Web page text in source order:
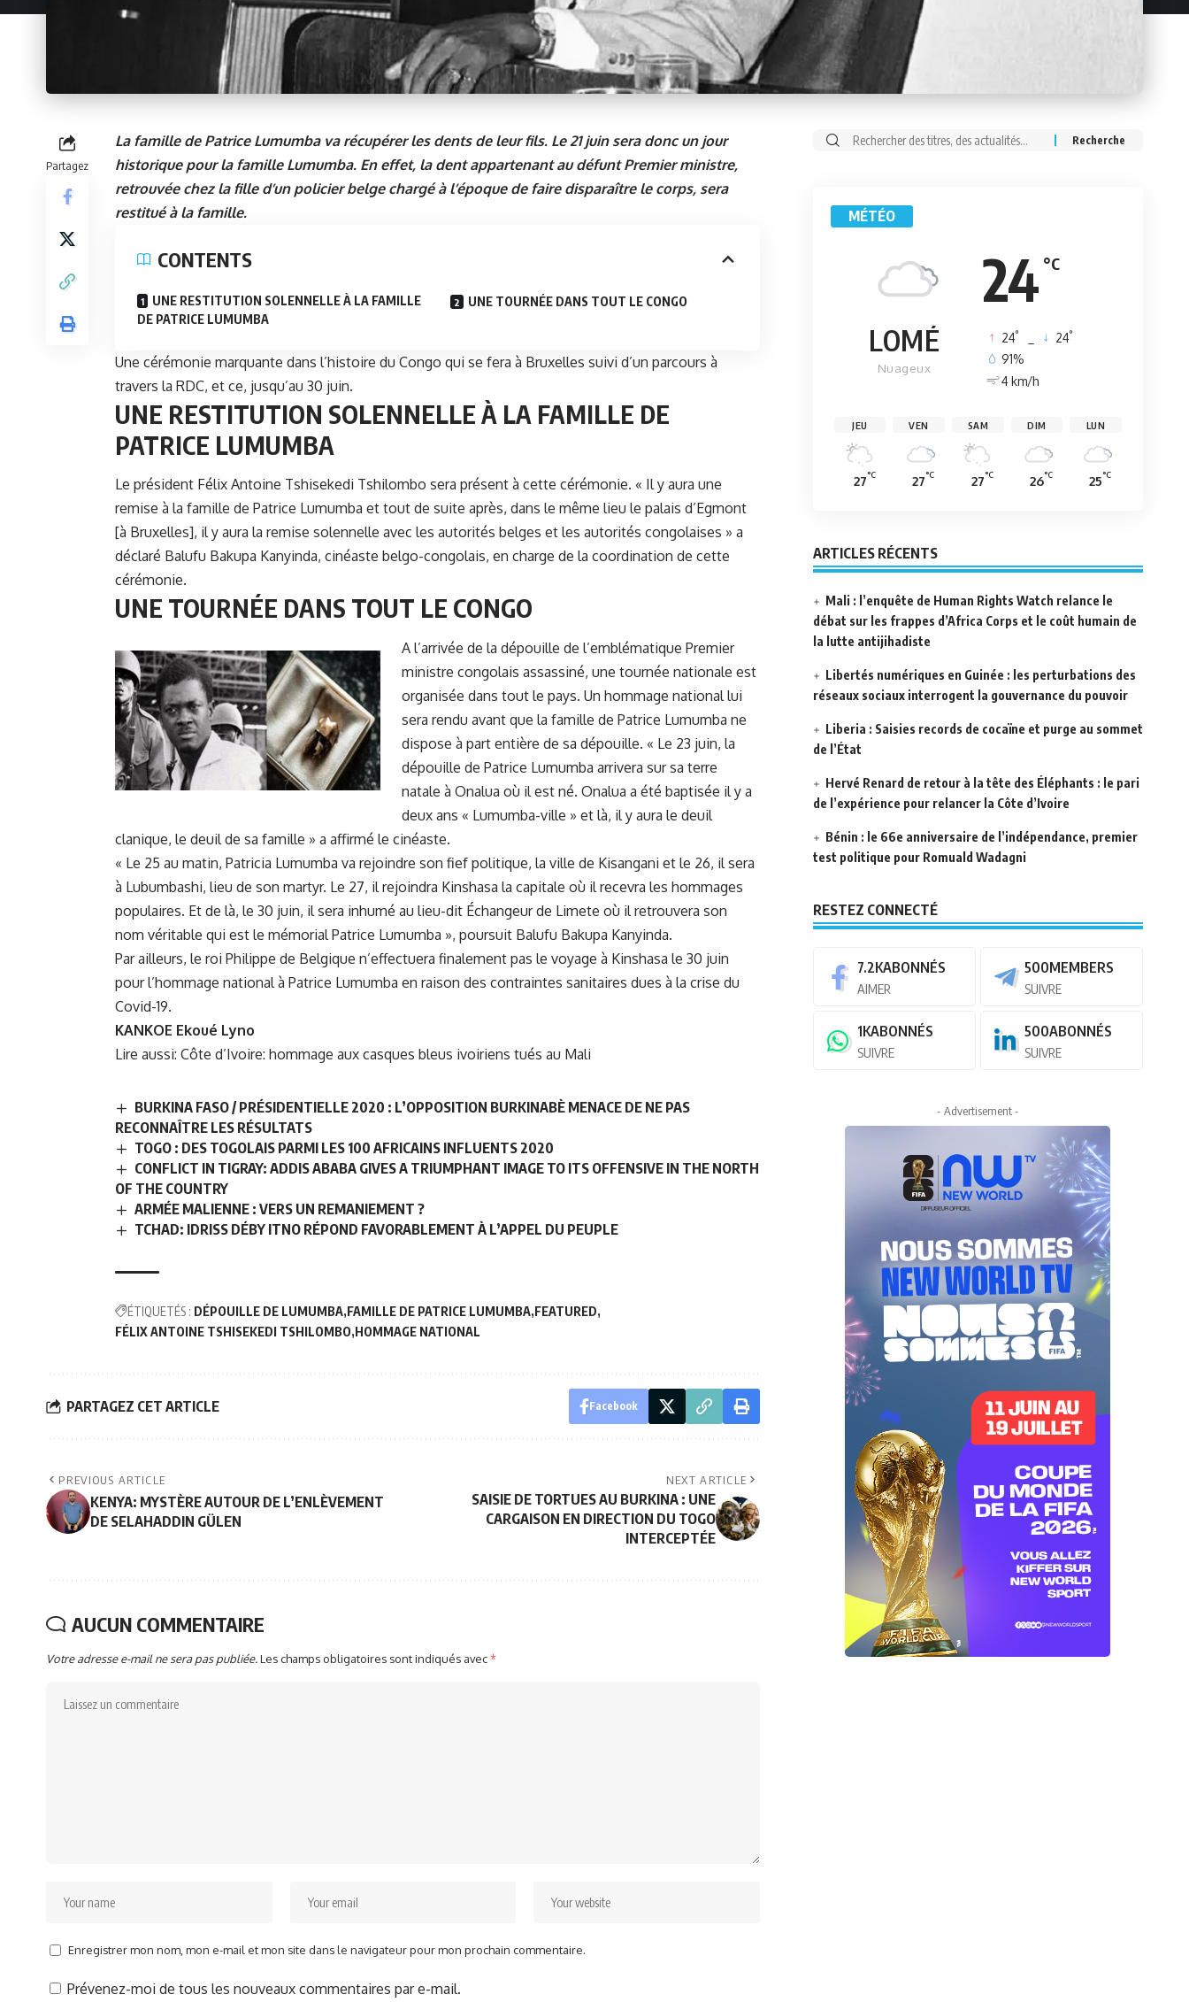
Partagez
La famille de Patrice Lumumba va récupérer les dents de leur fils. Le 21 juin sera donc un jour
historique pour la famille Lumumba. En effet, la dent appartenant au défunt Premier ministre,
retrouvée chez la fille d’un policier belge chargé à l’époque de faire disparaître le corps, sera
restitué à la famille.
CONTENTS
UNE RESTITUTION SOLENNELLE À LA FAMILLE
DE PATRICE LUMUMBA
UNE TOURNÉE DANS TOUT LE CONGO
Une cérémonie marquante dans l’histoire du Congo qui se fera à Bruxelles suivi d’un parcours à
travers la RDC, et ce, jusqu’au 30 juin.
UNE RESTITUTION SOLENNELLE À LA FAMILLE DE
PATRICE LUMUMBA
Le président Félix Antoine Tshisekedi Tshilombo sera présent à cette cérémonie. « Il y aura une
remise à la famille de Patrice Lumumba et tout de suite après, dans le même lieu le palais d’Egmont
[à Bruxelles], il y aura la remise solennelle avec les autorités belges et les autorités congolaises » a
déclaré Balufu Bakupa Kanyinda, cinéaste belgo-congolais, en charge de la coordination de cette
cérémonie.
UNE TOURNÉE DANS TOUT LE CONGO
A l’arrivée de la dépouille de l’emblématique Premier
ministre congolais assassiné, une tournée nationale est
organisée dans tout le pays. Un hommage national lui
sera rendu avant que la famille de Patrice Lumumba ne
dispose à part entière de sa dépouille. « Le 23 juin, la
dépouille de Patrice Lumumba arrivera sur sa terre
natale à Onalua où il est né. Onalua a été baptisée il y a
deux ans « Lumumba-ville » et là, il y aura le deuil
clanique, le deuil de sa famille » a affirmé le cinéaste.
« Le 25 au matin, Patricia Lumumba va rejoindre son fief politique, la ville de Kisangani et le 26, il sera
à Lubumbashi, lieu de son martyr. Le 27, il rejoindra Kinshasa la capitale où il recevra les hommages
populaires. Et de là, le 30 juin, il sera inhumé au lieu-dit Échangeur de Limete où il retrouvera son
nom véritable qui est le mémorial Patrice Lumumba », poursuit Balufu Bakupa Kanyinda.
Par ailleurs, le roi Philippe de Belgique n’effectuera finalement pas le voyage à Kinshasa le 30 juin
pour l’hommage national à Patrice Lumumba en raison des contraintes sanitaires dues à la crise du
Covid-19.
KANKOE Ekoué Lyno
Lire aussi: Côte d’Ivoire: hommage aux casques bleus ivoiriens tués au Mali
BURKINA FASO / PRÉSIDENTIELLE 2020 : L’OPPOSITION BURKINABÈ MENACE DE NE PAS
RECONNAÎTRE LES RÉSULTATS
TOGO : DES TOGOLAIS PARMI LES 100 AFRICAINS INFLUENTS 2020
CONFLICT IN TIGRAY: ADDIS ABABA GIVES A TRIUMPHANT IMAGE TO ITS OFFENSIVE IN THE NORTH
OF THE COUNTRY
ARMÉE MALIENNE : VERS UN REMANIEMENT ?
TCHAD: IDRISS DÉBY ITNO RÉPOND FAVORABLEMENT À L’APPEL DU PEUPLE
ÉTIQUETÉS : DÉPOUILLE DE LUMUMBA FAMILLE DE PATRICE LUMUMBA FEATURED
FÉLIX ANTOINE TSHISEKEDI TSHILOMBO HOMMAGE NATIONAL
PARTAGEZ CET ARTICLE Facebook
PREVIOUS ARTICLE
KENYA: MYSTÈRE AUTOUR DE L’ENLÈVEMENT
DE SELAHADDIN GÜLEN
NEXT ARTICLE
SAISIE DE TORTUES AU BURKINA : UNE
CARGAISON EN DIRECTION DU TOGO
INTERCEPTÉE
AUCUN COMMENTAIRE
Votre adresse e-mail ne sera pas publiée.Les champs obligatoires sont indiqués avec*
Enregistrer mon nom, mon e-mail et mon site dans le navigateur pour mon prochain commentaire.
Prévenez-moi de tous les nouveaux commentaires par e-mail.
Rechercher:
MÉTÉO
24 °C
LOMÉ
Nuageux
24° 24°
91%
4 km/h
JEU
27°C
VEN
27°C
SAM
27°C
DIM
26°C
LUN
25°C
ARTICLES RÉCENTS
Mali : l’enquête de Human Rights Watch relance le
débat sur les frappes d’Africa Corps et le coût humain de
la lutte antijihadiste
Libertés numériques en Guinée : les perturbations des
réseaux sociaux interrogent la gouvernance du pouvoir
Liberia : Saisies records de cocaïne et purge au sommet
de l’État
Hervé Renard de retour à la tête des Éléphants : le pari
de l’expérience pour relancer la Côte d’Ivoire
Bénin : le 66e anniversaire de l’indépendance, premier
test politique pour Romuald Wadagni
RESTEZ CONNECTÉ
7.2KABONNÉS
AIMER
500MEMBERS
SUIVRE
1KABONNÉS
SUIVRE
500ABONNÉS
SUIVRE
- Advertisement -